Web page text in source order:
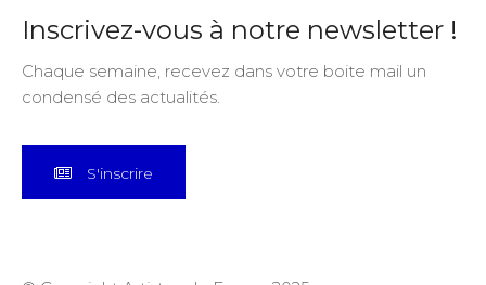
Inscrivez-vous à notre newsletter !
Chaque semaine, recevez dans votre boite mail un
condensé des actualités.
S'inscrire